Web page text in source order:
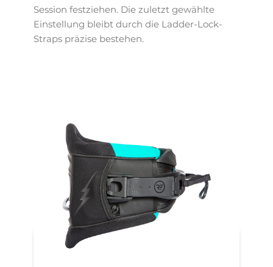
Session festziehen. Die zuletzt gewählte
Einstellung bleibt durch die Ladder-Lock-
Straps präzise bestehen.